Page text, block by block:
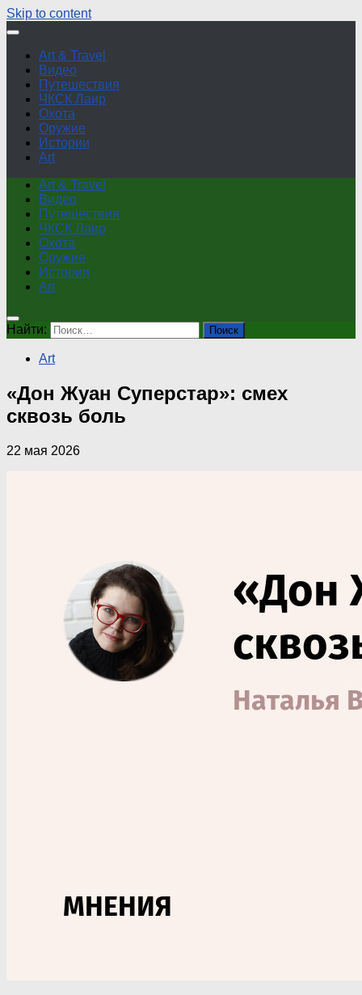
Skip to content
Art & Travel
Видео
Путешествия
ЧКСК Лаир
Охота
Оружие
Истории
Art
Art & Travel
Видео
Путешествия
ЧКСК Лаир
Охота
Оружие
Истории
Art
Найти:
Art
«Дон Жуан Суперстар»: смех
сквозь боль
22 мая 2026